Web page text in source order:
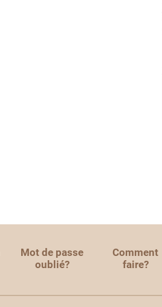
Mot de passe
oublié?
Comment
faire?